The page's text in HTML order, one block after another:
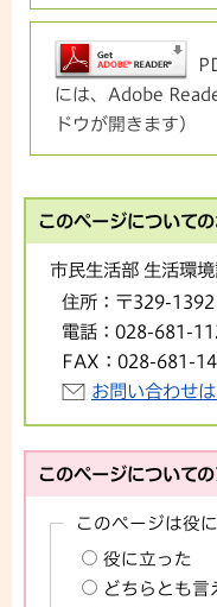
には、Adobe
ドウが開きます）
このページについて
市民生活部 生活環
住所： 〒329-1392
電話： 028-681-
FAX： 028-681-
お問い合わせ
このページについて
このページは役
役に立った
どちらとも言